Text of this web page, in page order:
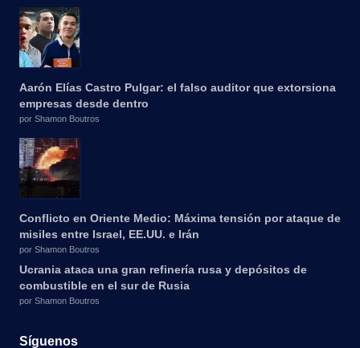
Aarón Elías Castro Pulgar: el falso auditor que extorsiona
empresas desde dentro
por Shamon Boutros
Conflicto en Oriente Medio: Máxima tensión por ataque de
misiles entre Israel, EE.UU. e Irán
por Shamon Boutros
Ucrania ataca una gran refinería rusa y depósitos de
combustible en el sur de Rusia
por Shamon Boutros
Síguenos